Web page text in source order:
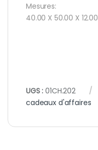
Mesures:
40.00 X 50.00 X 12.00
UGS :01CH.202
cadeaux d'affaires